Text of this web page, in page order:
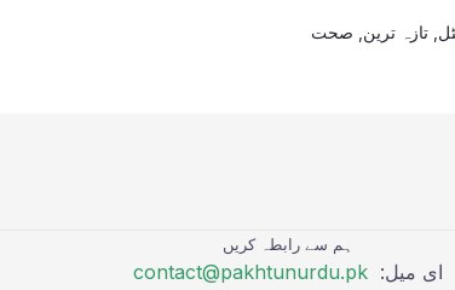
,تازہ ترین صحت
ہم سے رابطہ کریں
ای میل: contact@pakhtunurdu.pk